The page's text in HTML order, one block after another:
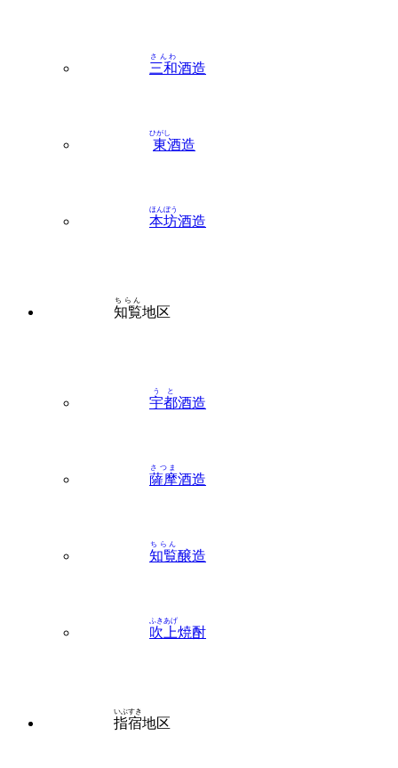
三和
さんわ
酒造
東
ひがし
酒造
本坊
ほんぼう
酒造
知覧
ちらん
地区
宇都
うと
酒造
薩摩
さつま
酒造
知覧
ちらん
醸造
吹上
ふきあげ
焼酎
指宿
いぶすき
地区